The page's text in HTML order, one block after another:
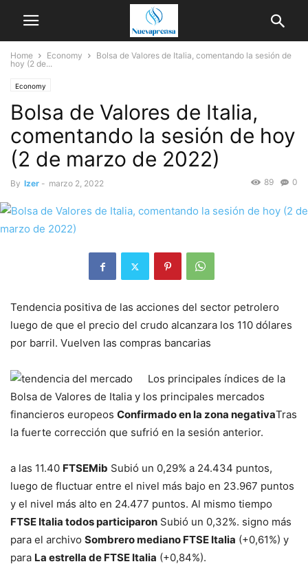
Home Economy
Bolsa de Valores de Italia, comentando la sesión de
hoy (2 de...
Economy
Bolsa de Valores de Italia,
comentando la sesión de hoy
(2 de marzo de 2022)
By Izer - marzo 2, 2022 0
89
Tendencia positiva de las acciones del sector petrolero
luego de que el precio del crudo alcanzara los 110 dólares
por barril. Vuelven las compras bancarias
Los principales índices de la
Bolsa de Valores de Italia y los principales mercados
financieros europeos Confirmado en la zona negativaTras
la fuerte corrección que sufrió en la sesión anterior.
a las 11.40 FTSEMib Subió un 0,29% a 24.434 puntos,
luego de fluctuar entre el nivel más bajo en 23.967 puntos
y el nivel más alto en 24.477 puntos. Al mismo tiempo
FTSE Italia todos participaron Subió un 0,32%. signo más
para el archivo Sombrero mediano FTSE Italia (+0,61%) y
para La estrella de FTSE Italia (+0,84%).